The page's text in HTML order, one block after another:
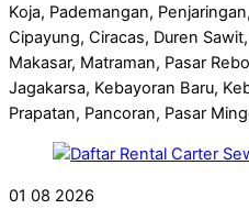
Koja, Pademangan,
Cipayung, Ciracas, Duren
Makasar, Matraman, Pasar
Jagakarsa, Kebayoran Baru,
Prapatan, Pancoran, Pasar
01 08 2026